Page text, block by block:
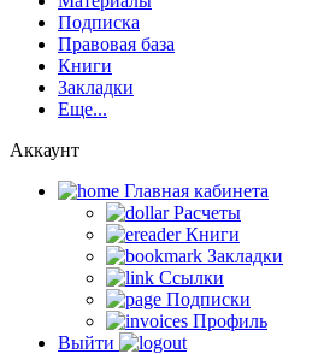
Подписка
Правовая база
Книги
Закладки
Еще...
Аккаунт
Главная кабинетa
Расчеты
Книги
Закладки
Ссылки
Подписки
Профиль
Выйти